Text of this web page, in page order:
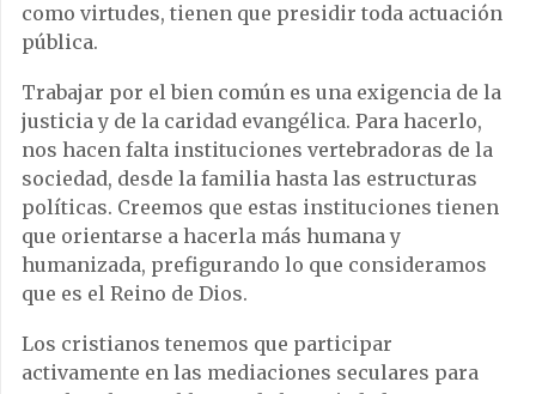
como virtudes, tienen que presidir toda actuación
pública.
Trabajar por el bien común es una exigencia de la
justicia y de la caridad evangélica. Para hacerlo,
nos hacen falta instituciones vertebradoras de la
sociedad, desde la familia hasta las estructuras
políticas. Creemos que estas instituciones tienen
que orientarse a hacerla más humana y
humanizada, prefigurando lo que consideramos
que es el Reino de Dios.
Los cristianos tenemos que participar
activamente en las mediaciones seculares para